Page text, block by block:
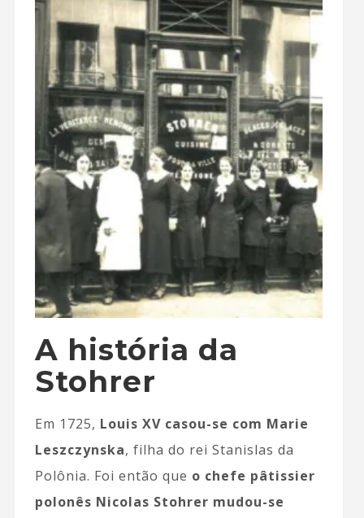
A história da
Stohrer
Em 1725, Louis XV casou-se com Marie
Leszczynska, filha do rei Stanislas da
Polônia. Foi então que o chefe pâtissier
polonês Nicolas Stohrer mudou-se